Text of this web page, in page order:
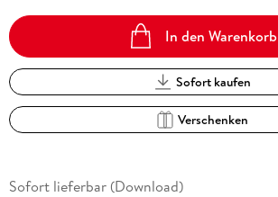
In den Warenkorb
Sofort kaufen
Verschenken
Sofort lieferbar (Download)